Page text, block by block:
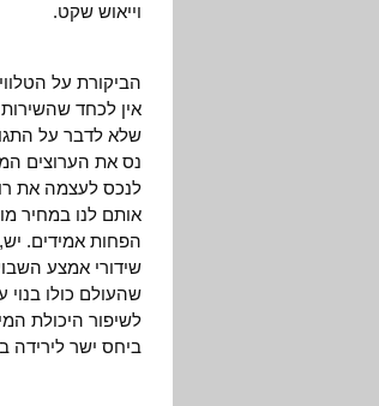
וייאוש שקט.
הביקורת על
אין לכחד
שלא לדבר על
נס את הערוצים
לנכס לעצמה את
אותם לנו במחיר
הפחות אמידים.
שידורי אמצע
שהעולם כולו
לשיפור היכולת
ביחס ישר לירידה